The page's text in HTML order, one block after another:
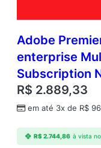
Adobe
enterprise
Subscription
R$ 2.889,33
em até 3x de R$
R$2.744,86 à vista